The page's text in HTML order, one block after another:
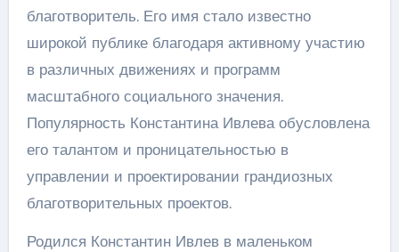
благотворитель. Его имя стало известно
широкой публике благодаря активному участию
в различных движениях и программ
масштабного социального значения.
Популярность Константина Ивлева обусловлена
его талантом и проницательностью в
управлении и проектировании грандиозных
благотворительных проектов.
Родился Константин Ивлев в маленьком